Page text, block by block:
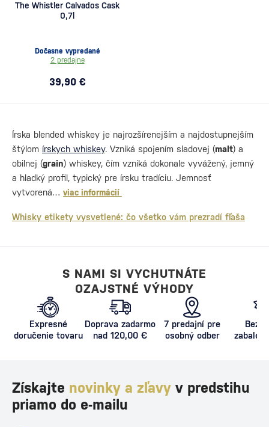
The Whistler Calvados Cask
0,7l
Dočasne vypredané
2 predajne
39,90 €
Írska blended whiskey je najrozšírenejším a najdostupnejším
štýlom írskych whiskey. Vzniká spojením sladovej (malt) a
obilnej (grain) whiskey, čím vzniká dokonale vyvážený, jemný
a hladký profil, typický pre írsku tradíciu. Jemnosť
vytvorená… viac informácií
Whisky etikety vysvetlené: čo všetko vám prezradí fľaša
S NAMI SI VYCHUTNÁTE
OZAJSTNÉ VÝHODY
Expresné
doručenie tovaru
Doprava zadarmo
nad 120,00 €
7 predajní pre
osobný odber
Získajte novinky a zľavy v predstihu
priamo do e-mailu